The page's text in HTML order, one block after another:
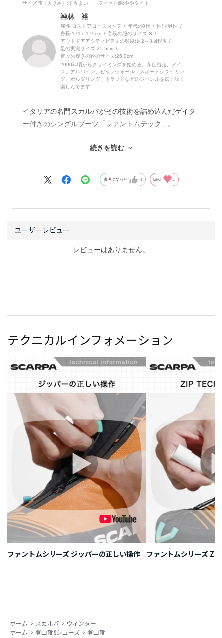
レビューはありません。
サイズ感（大きさ） :丁度よい フィット感:ややタイト
神林 裕
属性:ロストアロースタッフ 年代:40代 性別:男性
身長:171～175cm 普段の服のサイズ:S
アウトドアアクティビティの頻度: 月2～3回程度
足の実測サイズ:25.5cm
普段お履きの靴のサイズ:26.0cm
2000年頃からクライミングを始める。冬山縦走、アイ
ス、アルパイン、ビッグウォール、スポートクライミン
グ、ボルダリング、トラッドなどのジャンルを広く浅く
楽しんでます
イタリアの名門スカルパがその技術を詰め込んだゲイタ
ー付きのシングルブーツ「ファントムテック」。
日本では、ゲイター付きブーツの普及率は低いと感じま
不安がたくさんありました。
「湿雪の深いラッセルをすることが多い日本の冬山で
「アイゼンを引っかけて、あっけなく破けてしまった
「ジッパーが凍り付いて、ゲイターを引き上げられない
ことがあるんじゃないの？」
い直しても良いのではないかという気持ちを抑えて、フ
ライミング、アイスクライミングでそれなりにハードに
使いましたが、結果として、上記の不安が現実になった
ことはありませんでした。私が感じるファントムテック
のメリットは以下のとおりです。
・歩きのときや登攀のときに安心。ゲイターと足の密着
度が、普通のゲイターよりも高いため、アイゼンを引っ
かける不安をほとんど感じません。
・軽量。本体も軽量なのですが、別途にゲイターを持参
しなくてよいぶん、さらに足が軽くなりました。
・靴とゲイターのあいだに隙間が無い。両者が一体型の
ため、雪が入ってこない。
・ゲイターを装着する手間が無い。寒いときや手袋して
いると、ゲイターを靴に合わせるのが大変なときがあり
ますが、ゲイター付きならその手間が一切ありません。
ー付きは便利だぞ、と言ってあげたいですね。
続きを読む
参考になった 1 Like! 1
テクニカルインフォメーション
ファントムシリーズ ジッパーの正しい操作 ファントムシリーズ
ホーム > スカルパ > ウィンター
ホーム > 登山靴&シューズ > 登山靴